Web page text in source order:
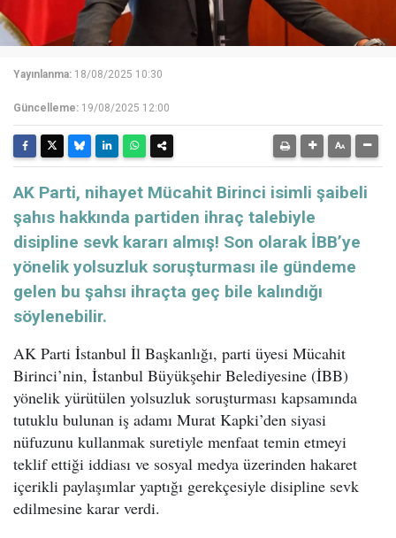
Yayınlanma: 18/08/2025 10:30
Güncelleme: 19/08/2025 12:00
AK Parti, nihayet Mücahit Birinci isimli şaibeli
şahıs hakkında partiden ihraç talebiyle
disipline sevk kararı almış! Son olarak İBB’ye
yönelik yolsuzluk soruşturması ile gündeme
gelen bu şahsı ihraçta geç bile kalındığı
söylenebilir.
AK Parti İstanbul İl Başkanlığı, parti üyesi Mücahit
Birinci’nin, İstanbul Büyükşehir Belediyesine (İBB)
yönelik yürütülen yolsuzluk soruşturması kapsamında
tutuklu bulunan iş adamı Murat Kapki’den siyasi
nüfuzunu kullanmak suretiyle menfaat temin etmeyi
teklif ettiği iddiası ve sosyal medya üzerinden hakaret
içerikli paylaşımlar yaptığı gerekçesiyle disipline sevk
edilmesine karar verdi.